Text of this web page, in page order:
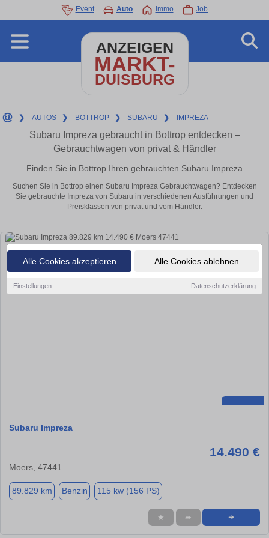
Alle Cookies akzeptieren Alle Cookies ablehnen
Einstellungen Datenschutzerklärung
Event Auto Immo Job
ANZEIGEN
MARKT-
DUISBURG
❯ AUTOS ❯ BOTTROP ❯ SUBARU ❯ IMPREZA
Subaru Impreza gebraucht in Bottrop entdecken –
Gebrauchtwagen von privat & Händler
Finden Sie in Bottrop Ihren gebrauchten Subaru Impreza
Suchen Sie in Bottrop einen Subaru Impreza Gebrauchtwagen? Entdecken
Sie gebrauchte Impreza von Subaru in verschiedenen Ausführungen und
Preisklassen von privat und vom Händler.
Subaru Impreza
14.490 €
Moers, 47441
89.829 km Benzin 115 kw (156 PS)
★ ➦ ➜